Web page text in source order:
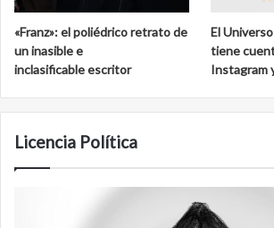
«Franz»: el poliédrico retrato de
un inasible e
inclasificable escritor
El
tiene
Instagram
Licencia Política